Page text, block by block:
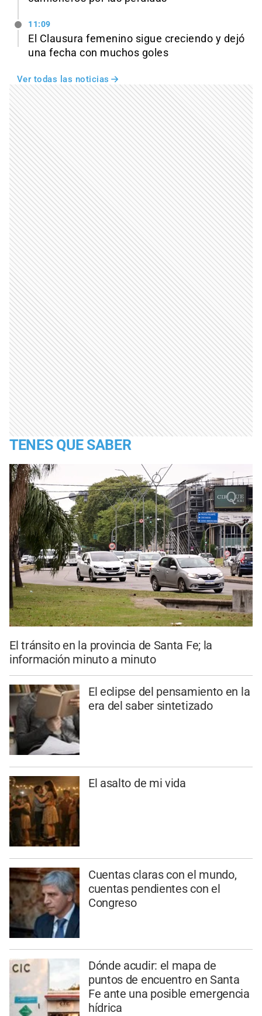
11:09
El Clausura femenino sigue creciendo y dejó
una fecha con muchos goles
Ver todas las noticias
TENES QUE SABER
El tránsito en la provincia de Santa Fe; la
información minuto a minuto
El eclipse del pensamiento en la
era del saber sintetizado
El asalto de mi vida
Cuentas claras con el mundo,
cuentas pendientes con el
Congreso
Dónde acudir: el mapa de
puntos de encuentro en Santa
Fe ante una posible emergencia
hídrica